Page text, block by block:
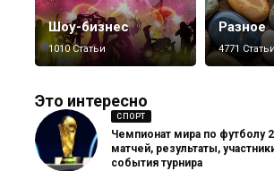
Шоу-бизнес
1010 Статьи
Разное
4771 Статьи
Это интересно
СПОРТ
Чемпионат мира по футболу
матчей, результаты,
события турнира